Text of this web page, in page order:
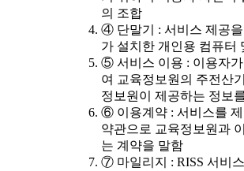
의 조합
④ 단말기 : 서비스 제공
가 설치한 개인용 컴퓨터
⑤ 서비스 이용 : 이용자
여 교육정보원의 주전산
정보원이 제공하는 정보
⑥ 이용계약 : 서비스를 제
약관으로 교육정보원과
는 계약을 말함
⑦ 마일리지 : RISS 서비